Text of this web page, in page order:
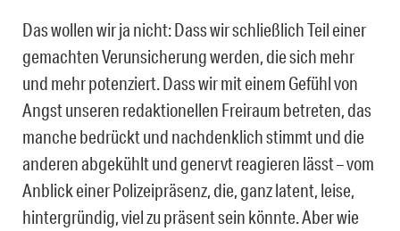
Das wollen wir ja nicht: Dass wir schließlich Teil einer
gemachten Verunsicherung werden, die sich mehr
und mehr potenziert. Dass wir mit einem Gefühl von
Angst unseren redaktionellen Freiraum betreten, das
manche bedrückt und nachdenklich stimmt und die
anderen abgekühlt und genervt reagieren lässt – vom
Anblick einer Polizeipräsenz, die, ganz latent, leise,
hintergründig, viel zu präsent sein könnte. Aber wie